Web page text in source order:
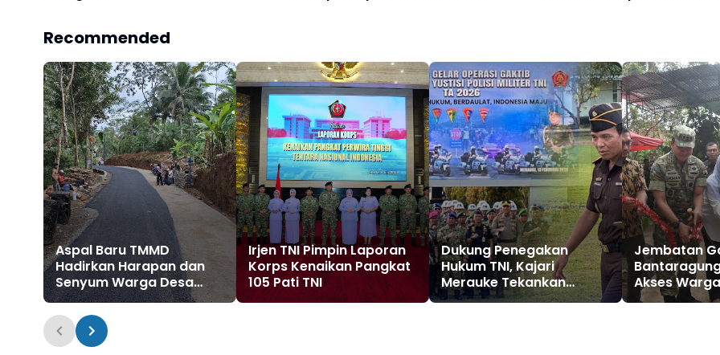
Recommended
Aspal Baru TMMD
Hadirkan Harapan dan
Senyum Warga Desa
Krangean
Irjen TNI Pimpin Laporan
Korps Kenaikan Pangkat
105 Pati TNI
Dukung Penegakan
Hukum TNI, Kajari
Merauke Tekankan
Pentingnya Disiplin dan
Jembatan
Akses Warga
Harapan